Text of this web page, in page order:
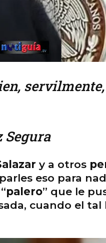
Segura
y a otros
eso para
palero” que le
cuando el tal